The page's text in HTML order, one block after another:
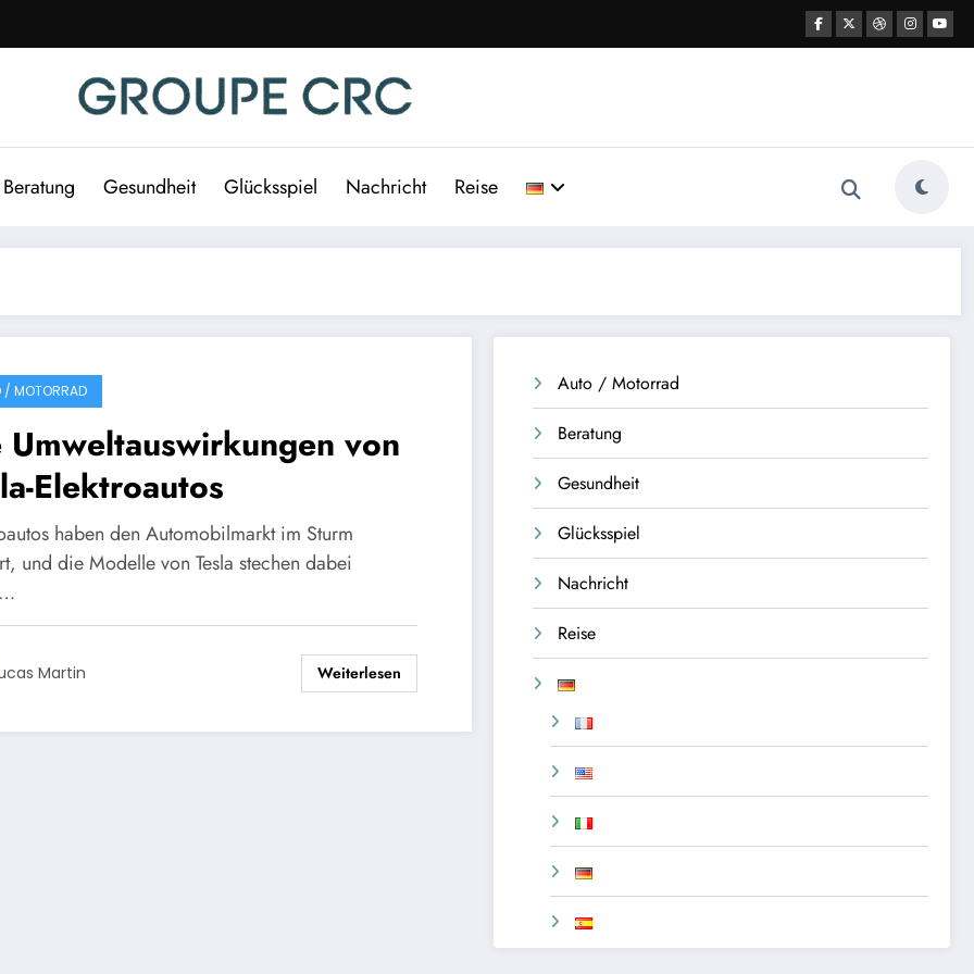
Beratung Gesundheit Glücksspiel Nachricht Reise
/ MOTORRAD
Umweltauswirkungen von
Elektroautos
haben den Automobilmarkt im Sturm
und die Modelle von Tesla stechen dabei
Martin Weiterlesen
Auto / Motorrad
Beratung
Gesundheit
Glücksspiel
Nachricht
Reise